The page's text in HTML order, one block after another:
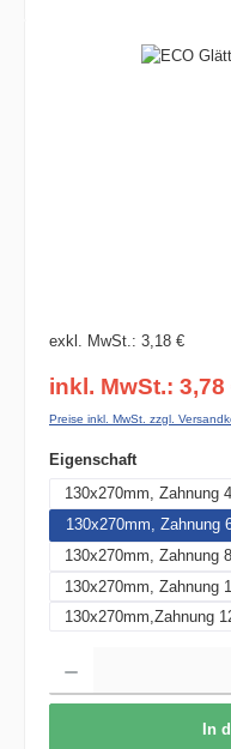
Bildergalerie überspringen
exkl. MwSt.: 3,18 €
inkl. MwSt.: 3,78
Preise inkl. MwSt. zzgl.
Eigenschaftauswählen
130x270mm, Zahnung
In